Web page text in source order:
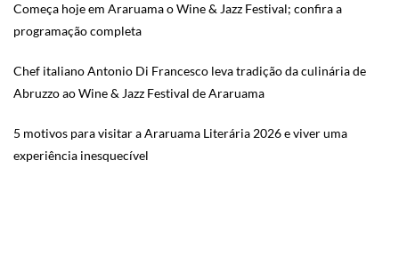
Começa hoje em Araruama o Wine & Jazz Festival; confira a
programação completa
Chef italiano Antonio Di Francesco leva tradição da culinária de
Abruzzo ao Wine & Jazz Festival de Araruama
5 motivos para visitar a Araruama Literária 2026 e viver uma
experiência inesquecível